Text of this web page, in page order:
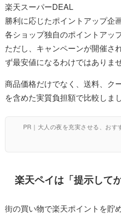
楽天スーパーDEAL
勝利に応じたポイントアップ企
各ショップ独自のポイントアッ
ただし、キャンペーンが開催さ
ず最安値になるわけではありませ
商品価格だけでなく、送料、ク
を含めた実質負担額で比較しまし
PR｜大人の夜を充実させる、おす
楽天ペイは「提示して
街の買い物で楽天ポイントを貯